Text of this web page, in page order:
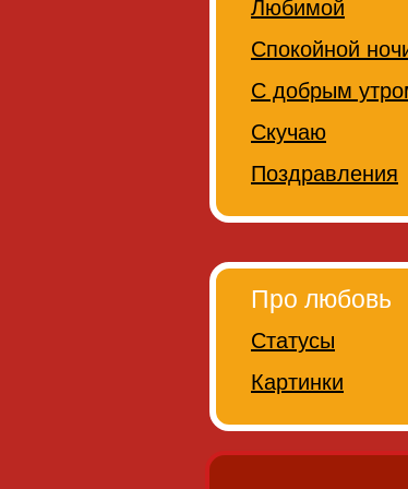
Любимой
Спокойной
С добрым
Скучаю
Поздравления
Про любовь
Статусы
Картинки